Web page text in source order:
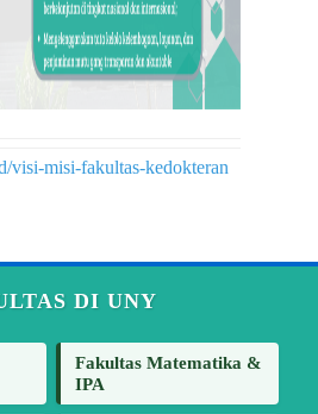
visi-misi-fakultas-kedokteran
DI UNY
Fakultas Matematika &
IPA